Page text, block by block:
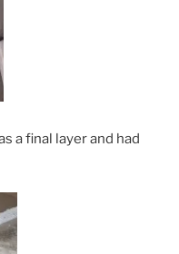
a final layer and had